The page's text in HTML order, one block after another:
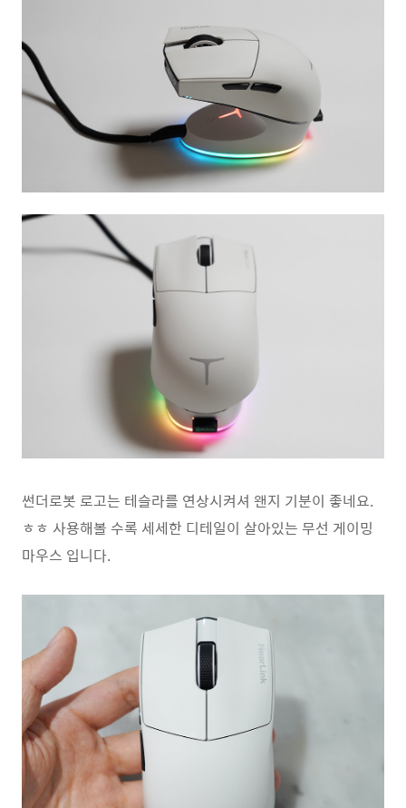
썬더로봇 로고는 테슬라를 연상시켜셔 왠지 기분이 좋네요.
ㅎㅎ 사용해볼 수록 세세한 디테일이 살아있는 무선 게이밍
마우스 입니다.